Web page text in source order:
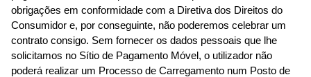
obrigações em conformidade com a Diretiva dos Direitos do
Consumidor e, por conseguinte, não poderemos celebrar um
contrato consigo. Sem fornecer os dados pessoais que lhe
solicitamos no Sítio de Pagamento Móvel, o utilizador não
poderá realizar um Processo de Carregamento num Posto de